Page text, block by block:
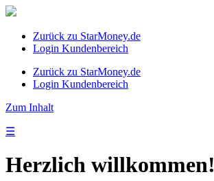
Zurück zu StarMoney.de
Login Kundenbereich
Zurück zu StarMoney.de
Login Kundenbereich
Zum Inhalt
☰
Herzlich willkommen!